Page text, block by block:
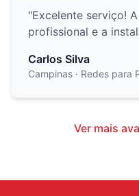
"Excelente serviço!
profissional e a
Carlos Silva
Campinas · Redes para
Ver mais